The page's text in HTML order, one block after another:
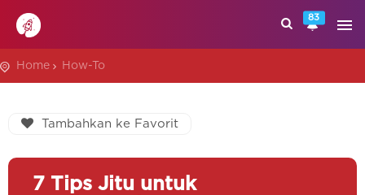
83
Home How-To
Tambahkan ke Favorit
7 Tips Jitu untuk